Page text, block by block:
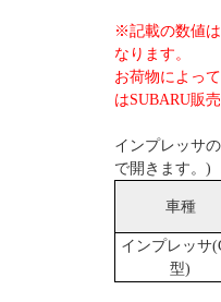
※記載の数値
なります。
お荷物によっ
はSUBARU販
インプレッサ
で開きます。)
車種
インプレッサ
型)